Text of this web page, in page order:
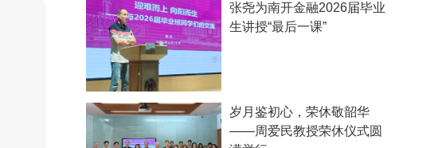
张尧为南开金融2026届毕业
生讲授“最后一课”
岁月鉴初心，荣休敬韶华
——周爱民教授荣休仪式圆